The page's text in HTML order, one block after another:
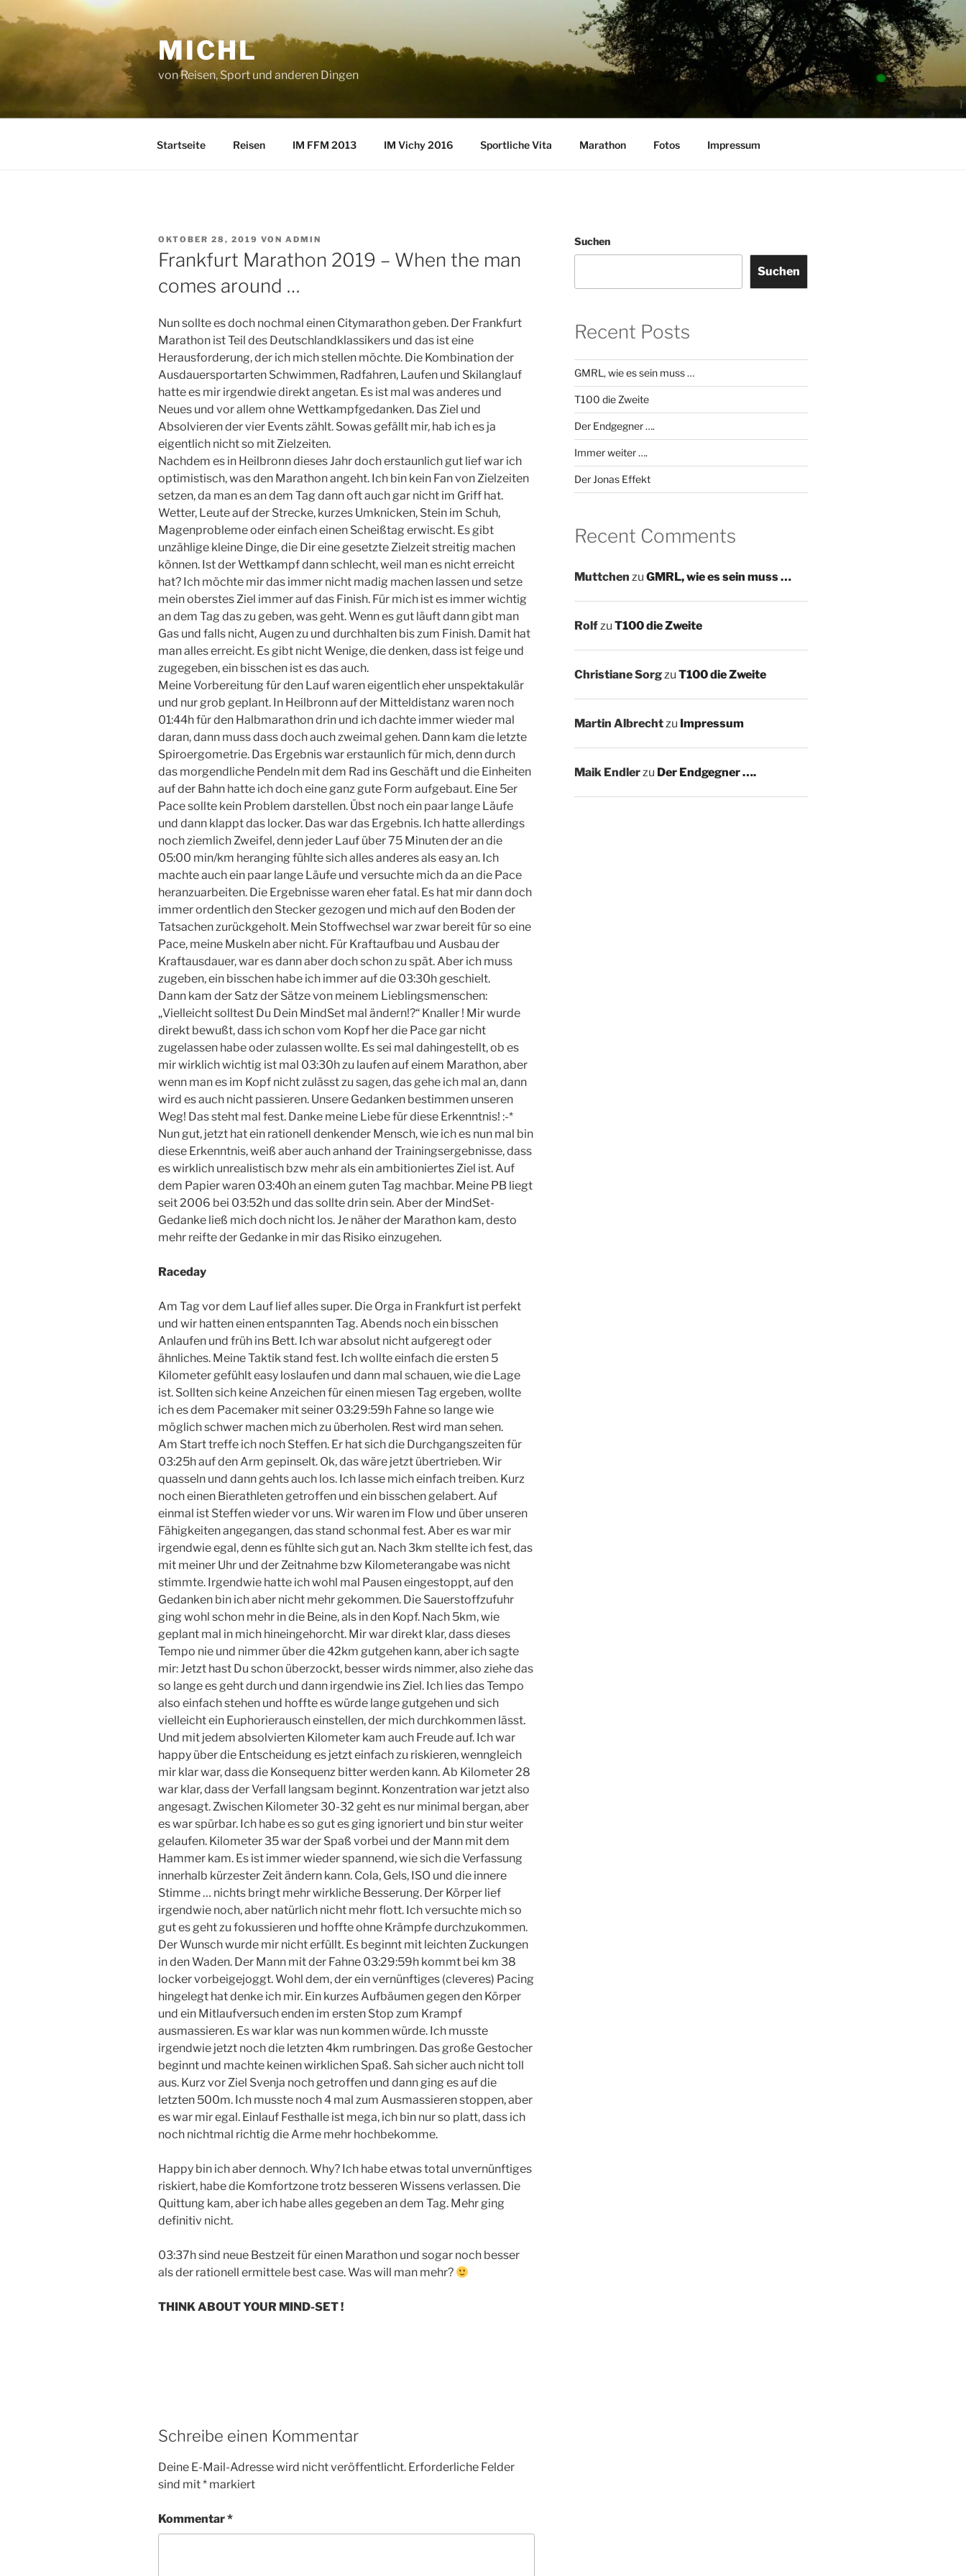
Inhalt
MICHL
von Reisen, Sport und anderen Dingen
Startseite Reisen IM FFM 2013 IM Vichy 2016 Sportliche Vita Marathon Fotos Impressum
VERÖFFENTLICHT
AM
OKTOBER 28, 2019 VON ADMIN
Frankfurt Marathon 2019 – When the man
comes around …
Nun sollte es doch nochmal einen Citymarathon geben. Der Frankfurt
Marathon ist Teil des Deutschlandklassikers und das ist eine
Herausforderung, der ich mich stellen möchte. Die Kombination der
Ausdauersportarten Schwimmen, Radfahren, Laufen und Skilanglauf
hatte es mir irgendwie direkt angetan. Es ist mal was anderes und
Neues und vor allem ohne Wettkampfgedanken. Das Ziel und
Absolvieren der vier Events zählt. Sowas gefällt mir, hab ich es ja
eigentlich nicht so mit Zielzeiten.
Nachdem es in Heilbronn dieses Jahr doch erstaunlich gut lief war ich
optimistisch, was den Marathon angeht. Ich bin kein Fan von Zielzeiten
setzen, da man es an dem Tag dann oft auch gar nicht im Griff hat.
Wetter, Leute auf der Strecke, kurzes Umknicken, Stein im Schuh,
Magenprobleme oder einfach einen Scheißtag erwischt. Es gibt
unzählige kleine Dinge, die Dir eine gesetzte Zielzeit streitig machen
können. Ist der Wettkampf dann schlecht, weil man es nicht erreicht
hat? Ich möchte mir das immer nicht madig machen lassen und setze
mein oberstes Ziel immer auf das Finish. Für mich ist es immer wichtig
an dem Tag das zu geben, was geht. Wenn es gut läuft dann gibt man
Gas und falls nicht, Augen zu und durchhalten bis zum Finish. Damit hat
man alles erreicht. Es gibt nicht Wenige, die denken, dass ist feige und
zugegeben, ein bisschen ist es das auch.
Meine Vorbereitung für den Lauf waren eigentlich eher unspektakulär
und nur grob geplant. In Heilbronn auf der Mitteldistanz waren noch
01:44h für den Halbmarathon drin und ich dachte immer wieder mal
daran, dann muss dass doch auch zweimal gehen. Dann kam die letzte
Spiroergometrie. Das Ergebnis war erstaunlich für mich, denn durch
das morgendliche Pendeln mit dem Rad ins Geschäft und die Einheiten
auf der Bahn hatte ich doch eine ganz gute Form aufgebaut. Eine 5er
Pace sollte kein Problem darstellen. Übst noch ein paar lange Läufe
und dann klappt das locker. Das war das Ergebnis. Ich hatte allerdings
noch ziemlich Zweifel, denn jeder Lauf über 75 Minuten der an die
05:00 min/km heranging fühlte sich alles anderes als easy an. Ich
machte auch ein paar lange Läufe und versuchte mich da an die Pace
heranzuarbeiten. Die Ergebnisse waren eher fatal. Es hat mir dann doch
immer ordentlich den Stecker gezogen und mich auf den Boden der
Tatsachen zurückgeholt. Mein Stoffwechsel war zwar bereit für so eine
Pace, meine Muskeln aber nicht. Für Kraftaufbau und Ausbau der
Kraftausdauer, war es dann aber doch schon zu spät. Aber ich muss
zugeben, ein bisschen habe ich immer auf die 03:30h geschielt.
Dann kam der Satz der Sätze von meinem Lieblingsmenschen:
„Vielleicht solltest Du Dein MindSet mal ändern!?“ Knaller ! Mir wurde
direkt bewußt, dass ich schon vom Kopf her die Pace gar nicht
zugelassen habe oder zulassen wollte. Es sei mal dahingestellt, ob es
mir wirklich wichtig ist mal 03:30h zu laufen auf einem Marathon, aber
wenn man es im Kopf nicht zulässt zu sagen, das gehe ich mal an, dann
wird es auch nicht passieren. Unsere Gedanken bestimmen unseren
Weg! Das steht mal fest. Danke meine Liebe für diese Erkenntnis! :-*
Nun gut, jetzt hat ein rationell denkender Mensch, wie ich es nun mal bin
diese Erkenntnis, weiß aber auch anhand der Trainingsergebnisse, dass
es wirklich unrealistisch bzw mehr als ein ambitioniertes Ziel ist. Auf
dem Papier waren 03:40h an einem guten Tag machbar. Meine PB liegt
seit 2006 bei 03:52h und das sollte drin sein. Aber der MindSet-
Gedanke ließ mich doch nicht los. Je näher der Marathon kam, desto
mehr reifte der Gedanke in mir das Risiko einzugehen.
Raceday
Am Tag vor dem Lauf lief alles super. Die Orga in Frankfurt ist perfekt
und wir hatten einen entspannten Tag. Abends noch ein bisschen
Anlaufen und früh ins Bett. Ich war absolut nicht aufgeregt oder
ähnliches. Meine Taktik stand fest. Ich wollte einfach die ersten 5
Kilometer gefühlt easy loslaufen und dann mal schauen, wie die Lage
ist. Sollten sich keine Anzeichen für einen miesen Tag ergeben, wollte
ich es dem Pacemaker mit seiner 03:29:59h Fahne so lange wie
möglich schwer machen mich zu überholen. Rest wird man sehen.
Am Start treffe ich noch Steffen. Er hat sich die Durchgangszeiten für
03:25h auf den Arm gepinselt. Ok, das wäre jetzt übertrieben. Wir
quasseln und dann gehts auch los. Ich lasse mich einfach treiben. Kurz
noch einen Bierathleten getroffen und ein bisschen gelabert. Auf
einmal ist Steffen wieder vor uns. Wir waren im Flow und über unseren
Fähigkeiten angegangen, das stand schonmal fest. Aber es war mir
irgendwie egal, denn es fühlte sich gut an. Nach 3km stellte ich fest, das
mit meiner Uhr und der Zeitnahme bzw Kilometerangabe was nicht
stimmte. Irgendwie hatte ich wohl mal Pausen eingestoppt, auf den
Gedanken bin ich aber nicht mehr gekommen. Die Sauerstoffzufuhr
ging wohl schon mehr in die Beine, als in den Kopf. Nach 5km, wie
geplant mal in mich hineingehorcht. Mir war direkt klar, dass dieses
Tempo nie und nimmer über die 42km gutgehen kann, aber ich sagte
mir: Jetzt hast Du schon überzockt, besser wirds nimmer, also ziehe das
so lange es geht durch und dann irgendwie ins Ziel. Ich lies das Tempo
also einfach stehen und hoffte es würde lange gutgehen und sich
vielleicht ein Euphorierausch einstellen, der mich durchkommen lässt.
Und mit jedem absolvierten Kilometer kam auch Freude auf. Ich war
happy über die Entscheidung es jetzt einfach zu riskieren, wenngleich
mir klar war, dass die Konsequenz bitter werden kann. Ab Kilometer 28
war klar, dass der Verfall langsam beginnt. Konzentration war jetzt also
angesagt. Zwischen Kilometer 30-32 geht es nur minimal bergan, aber
es war spürbar. Ich habe es so gut es ging ignoriert und bin stur weiter
gelaufen. Kilometer 35 war der Spaß vorbei und der Mann mit dem
Hammer kam. Es ist immer wieder spannend, wie sich die Verfassung
innerhalb kürzester Zeit ändern kann. Cola, Gels, ISO und die innere
Stimme … nichts bringt mehr wirkliche Besserung. Der Körper lief
irgendwie noch, aber natürlich nicht mehr flott. Ich versuchte mich so
gut es geht zu fokussieren und hoffte ohne Krämpfe durchzukommen.
Der Wunsch wurde mir nicht erfüllt. Es beginnt mit leichten Zuckungen
in den Waden. Der Mann mit der Fahne 03:29:59h kommt bei km 38
locker vorbeigejoggt. Wohl dem, der ein vernünftiges (cleveres) Pacing
hingelegt hat denke ich mir. Ein kurzes Aufbäumen gegen den Körper
und ein Mitlaufversuch enden im ersten Stop zum Krampf
ausmassieren. Es war klar was nun kommen würde. Ich musste
irgendwie jetzt noch die letzten 4km rumbringen. Das große Gestocher
beginnt und machte keinen wirklichen Spaß. Sah sicher auch nicht toll
aus. Kurz vor Ziel Svenja noch getroffen und dann ging es auf die
letzten 500m. Ich musste noch 4 mal zum Ausmassieren stoppen, aber
es war mir egal. Einlauf Festhalle ist mega, ich bin nur so platt, dass ich
noch nichtmal richtig die Arme mehr hochbekomme.
Happy bin ich aber dennoch. Why? Ich habe etwas total unvernünftiges
riskiert, habe die Komfortzone trotz besseren Wissens verlassen. Die
Quittung kam, aber ich habe alles gegeben an dem Tag. Mehr ging
definitiv nicht.
03:37h sind neue Bestzeit für einen Marathon und sogar noch besser
als der rationell ermittele best case. Was will man mehr?
THINK ABOUT YOUR MIND-SET !
Schreibe einen Kommentar
Deine E-Mail-Adresse wird nicht veröffentlicht. Erforderliche Felder
sind mit* markiert
Kommentar*
Suchen
Suchen
Recent Posts
GMRL, wie es sein muss …
T100 die Zweite
Der Endgegner ….
Immer weiter ….
Der Jonas Effekt
Recent Comments
Muttchen zu GMRL, wie es sein muss …
Rolfzu T100 die Zweite
Christiane Sorgzu T100 die Zweite
Martin Albrechtzu Impressum
Maik Endlerzu Der Endgegner ….